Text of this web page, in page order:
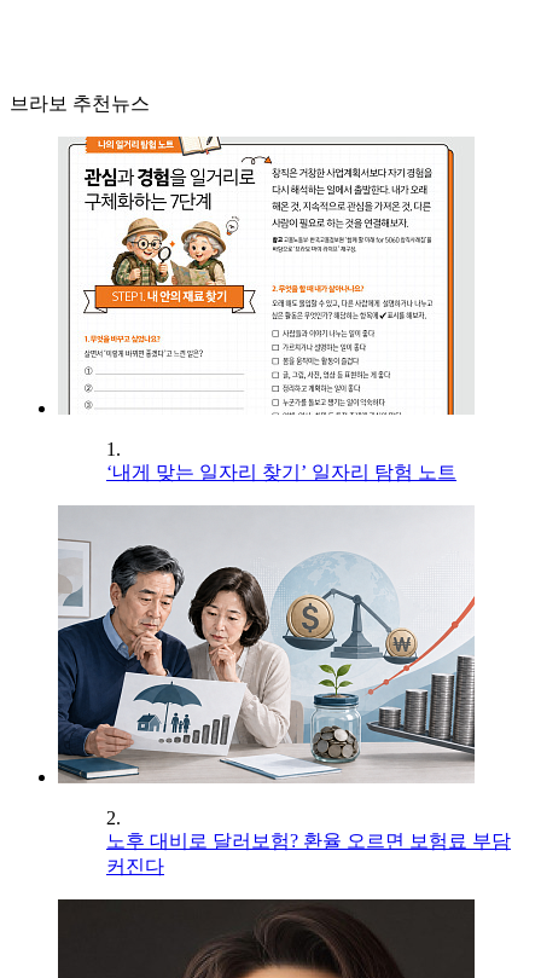
브라보 추천뉴스
1.
‘내게 맞는 일자리 찾기’ 일자리 탐험 노트
2.
노후 대비로 달러보험? 환율 오르면 보험료 부담
커진다